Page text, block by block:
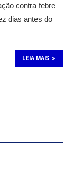
contra febre
dias antes do
LEIA MAIS